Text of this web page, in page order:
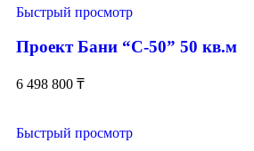
Быстрый просмотр
Проект Бани “С-50” 50 кв.м
6 498 800 ₸
Быстрый просмотр